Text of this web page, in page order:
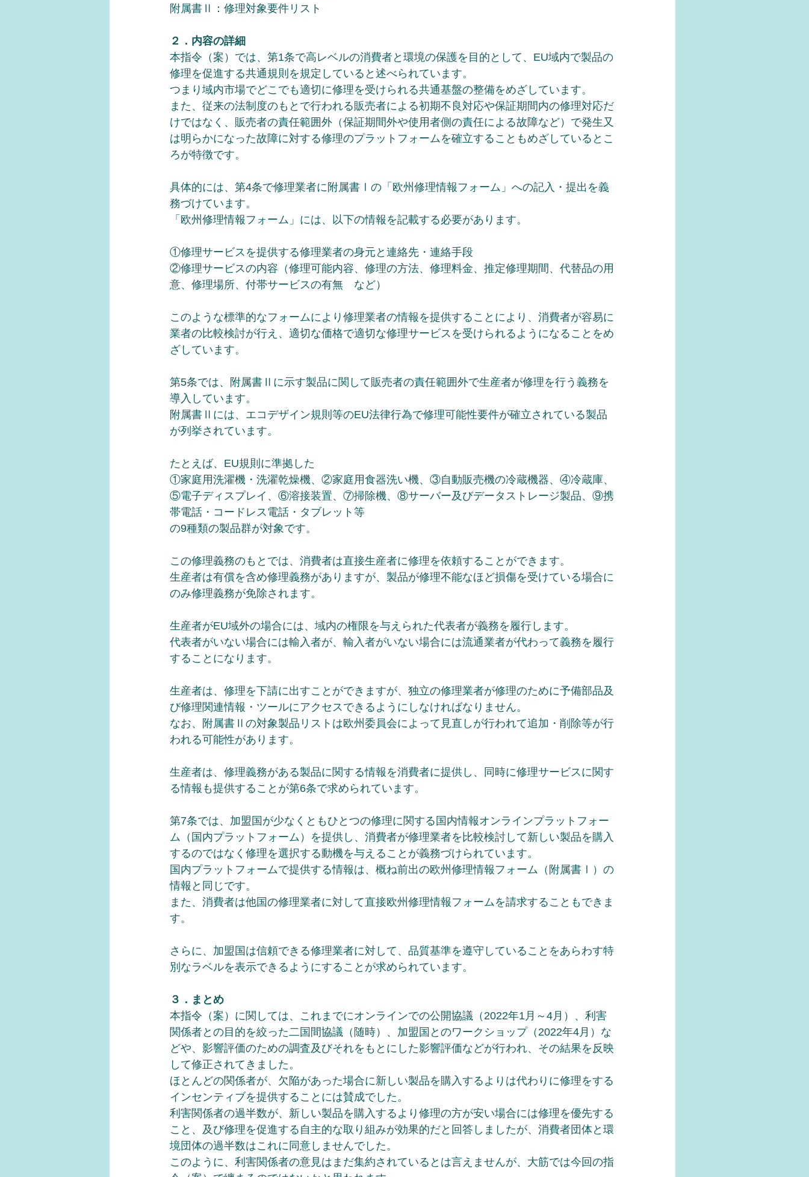
附属書Ⅱ：修理対象要件リスト
２．内容の詳細
本指令（案）では、第1条で高レベルの消費者と環境の保護を目的として、EU域内で製品の
修理を促進する共通規則を規定していると述べられています。
つまり域内市場でどこでも適切に修理を受けられる共通基盤の整備をめざしています。
また、従来の法制度のもとで行われる販売者による初期不良対応や保証期間内の修理対応だ
けではなく、販売者の責任範囲外（保証期間外や使用者側の責任による故障など）で発生又
は明らかになった故障に対する修理のプラットフォームを確立することもめざしているとこ
ろが特徴です。
具体的には、第4条で修理業者に附属書Ⅰの「欧州修理情報フォーム」への記入・提出を義
務づけています。
「欧州修理情報フォーム」には、以下の情報を記載する必要があります。
①修理サービスを提供する修理業者の身元と連絡先・連絡手段
②修理サービスの内容（修理可能内容、修理の方法、修理料金、推定修理期間、代替品の用
意、修理場所、付帯サービスの有無　など）
このような標準的なフォームにより修理業者の情報を提供することにより、消費者が容易に
業者の比較検討が行え、適切な価格で適切な修理サービスを受けられるようになることをめ
ざしています。
第5条では、附属書Ⅱに示す製品に関して販売者の責任範囲外で生産者が修理を行う義務を
導入しています。
附属書Ⅱには、エコデザイン規則等のEU法律行為で修理可能性要件が確立されている製品
が列挙されています。
たとえば、EU規則に準拠した
①家庭用洗濯機・洗濯乾燥機、②家庭用食器洗い機、③自動販売機の冷蔵機器、④冷蔵庫、
⑤電子ディスプレイ、⑥溶接装置、⑦掃除機、⑧サーバー及びデータストレージ製品、⑨携
帯電話・コードレス電話・タブレット等
の9種類の製品群が対象です。
この修理義務のもとでは、消費者は直接生産者に修理を依頼することができます。
生産者は有償を含め修理義務がありますが、製品が修理不能なほど損傷を受けている場合に
のみ修理義務が免除されます。
生産者がEU域外の場合には、域内の権限を与えられた代表者が義務を履行します。
代表者がいない場合には輸入者が、輸入者がいない場合には流通業者が代わって義務を履行
することになります。
生産者は、修理を下請に出すことができますが、独立の修理業者が修理のために予備部品及
び修理関連情報・ツールにアクセスできるようにしなければなりません。
なお、附属書Ⅱの対象製品リストは欧州委員会によって見直しが行われて追加・削除等が行
われる可能性があります。
生産者は、修理義務がある製品に関する情報を消費者に提供し、同時に修理サービスに関す
る情報も提供することが第6条で求められています。
第7条では、加盟国が少なくともひとつの修理に関する国内情報オンラインプラットフォー
ム（国内プラットフォーム）を提供し、消費者が修理業者を比較検討して新しい製品を購入
するのではなく修理を選択する動機を与えることが義務づけられています。
国内プラットフォームで提供する情報は、概ね前出の欧州修理情報フォーム（附属書Ⅰ）の
情報と同じです。
また、消費者は他国の修理業者に対して直接欧州修理情報フォームを請求することもできま
す。
さらに、加盟国は信頼できる修理業者に対して、品質基準を遵守していることをあらわす特
別なラベルを表示できるようにすることが求められています。
３．まとめ
本指令（案）に関しては、これまでにオンラインでの公開協議（2022年1月～4月）、利害
関係者との目的を絞った二国間協議（随時）、加盟国とのワークショップ（2022年4月）な
どや、影響評価のための調査及びそれをもとにした影響評価などが行われ、その結果を反映
して修正されてきました。
ほとんどの関係者が、欠陥があった場合に新しい製品を購入するよりは代わりに修理をする
インセンティブを提供することには賛成でした。
利害関係者の過半数が、新しい製品を購入するより修理の方が安い場合には修理を優先する
こと、及び修理を促進する自主的な取り組みが効果的だと回答しましたが、消費者団体と環
境団体の過半数はこれに同意しませんでした。
このように、利害関係者の意見はまだ集約されているとは言えませんが、大筋では今回の指